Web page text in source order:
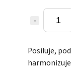
Posiluje,